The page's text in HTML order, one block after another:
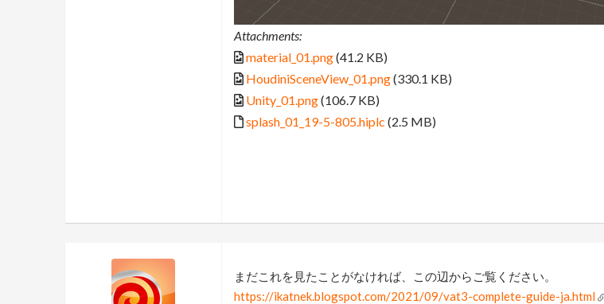
Attachments:
material_01.png(41.2 KB)
HoudiniSceneView_01.png(330.1 KB)
Unity_01.png(106.7 KB)
splash_01_19-5-805.hiplc (2.5 MB)
まだこれを見たことがなければ、この辺からご覧ください。
https://ikatnek.blogspot.com/2021/09/vat3-complete-guide-ja.html